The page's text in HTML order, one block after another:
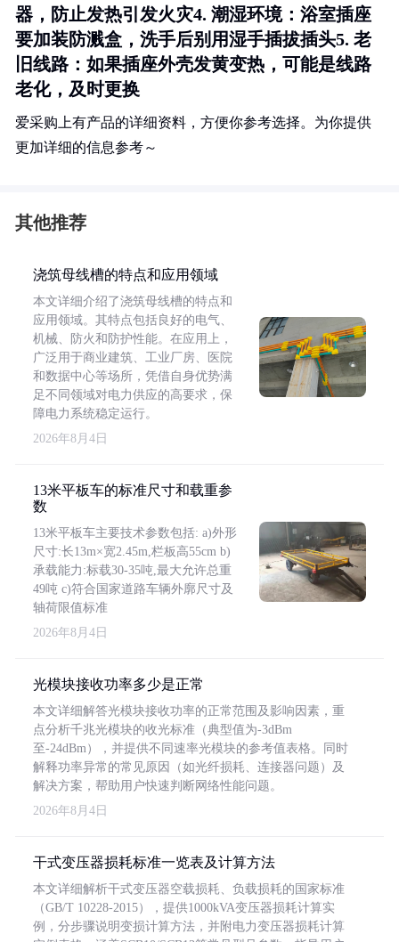
器，防止发热引发火灾4. 潮湿环境：浴室插座
要加装防溅盒，洗手后别用湿手插拔插头5. 老
旧线路：如果插座外壳发黄变热，可能是线路
老化，及时更换
爱采购上有产品的详细资料，方便你参考选择。为你提供
更加详细的信息参考～
其他推荐
浇筑母线槽的特点和应用领域
本文详细介绍了浇筑母线槽的特点和
应用领域。其特点包括良好的电气、
机械、防火和防护性能。在应用上，
广泛用于商业建筑、工业厂房、医院
和数据中心等场所，凭借自身优势满
足不同领域对电力供应的高要求，保
障电力系统稳定运行。
2026年8月4日
13米平板车的标准尺寸和载重参
数
13米平板车主要技术参数包括: a)外形
尺寸:长13m×宽2.45m,栏板高55cm b)
承载能力:标载30-35吨,最大允许总重
49吨 c)符合国家道路车辆外廓尺寸及
轴荷限值标准
2026年8月4日
光模块接收功率多少是正常
本文详细解答光模块接收功率的正常范围及影响因素，重
点分析千兆光模块的收光标准（典型值为-3dBm
至-24dBm），并提供不同速率光模块的参考值表格。同时
解释功率异常的常见原因（如光纤损耗、连接器问题）及
解决方案，帮助用户快速判断网络性能问题。
2026年8月4日
干式变压器损耗标准一览表及计算方法
本文详细解析干式变压器空载损耗、负载损耗的国家标准
（GB/T 10228-2015），提供1000kVA变压器损耗计算实
例，分步骤说明变损计算方法，并附电力变压器损耗计算